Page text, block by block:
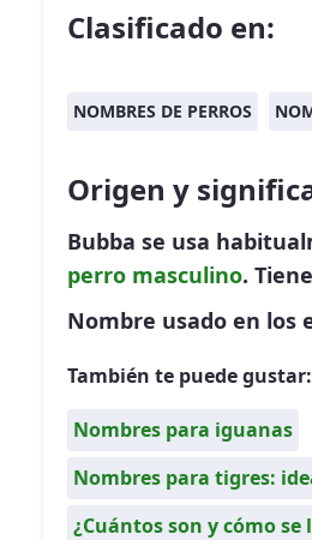
Clasificado en:
NOMBRES DE PERROS
Origen y
Bubba se usa
perro masculino. Tiene
Nombre usado en los
También te puede gustar:
Nombres para iguanas
Nombres para tigres:
¿Cuántos son y cómo